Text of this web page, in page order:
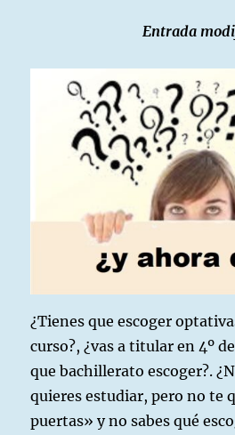
Entrada
¿Tienes que escoger
curso?, ¿vas a titular en 4º
que bachillerato escoger?.
quieres estudiar, pero no te
puertas» y no sabes qué